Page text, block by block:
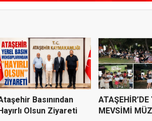
Basınından
Hayırlı Olsun Ziyareti
ATAŞEHİR’DE
MEVSİMİ